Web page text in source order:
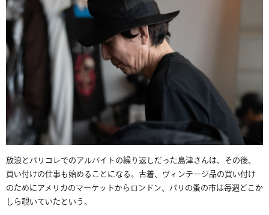
放浪とパリコレでのアルバイトの繰り返しだった島津さんは、その後、
買い付けの仕事も始めることになる。古着、ヴィンテージ品の買い付け
のためにアメリカのマーケットからロンドン、パリの蚤の市は毎週どこか
しら覗いていたという。